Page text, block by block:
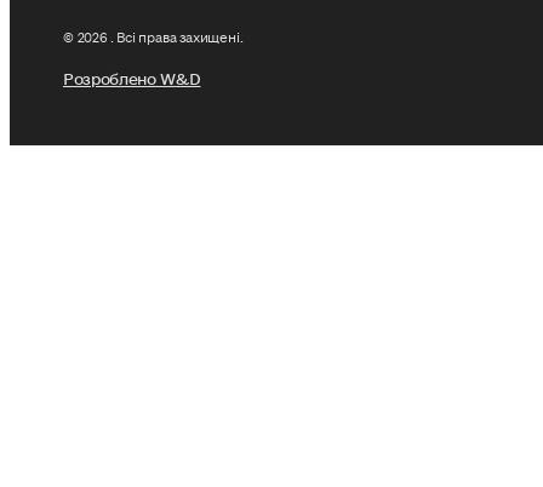
© 2026 . Всі права захищені.
Розроблено W&D